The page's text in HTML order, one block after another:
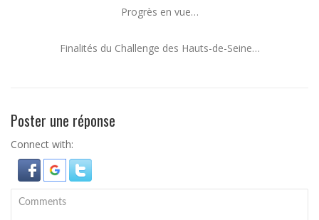
Progrès en vue…
Finalités du Challenge des Hauts-de-Seine…
Poster une réponse
Connect with: